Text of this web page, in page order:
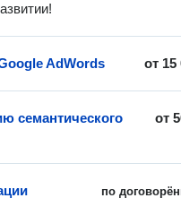
от 15
AdWords
от
семантического
по